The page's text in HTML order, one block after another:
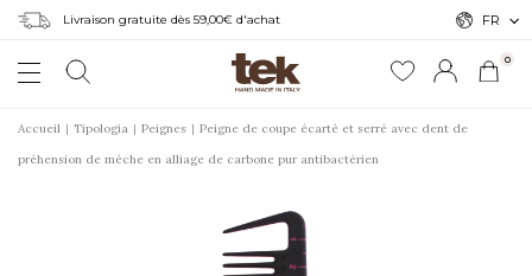
Livraison gratuite dès 59,00€ d'achat
0
FR
Accueil Tipologia Peignes
Peigne de coupe écarté et serré avec dent de
préhension de mèche en alliage de carbone pur antibactérien